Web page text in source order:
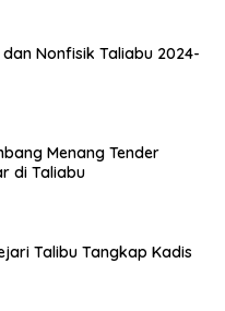
dan Nonfisik Taliabu 2024-
Menang Tender
di Taliabu
Talibu Tangkap Kadis